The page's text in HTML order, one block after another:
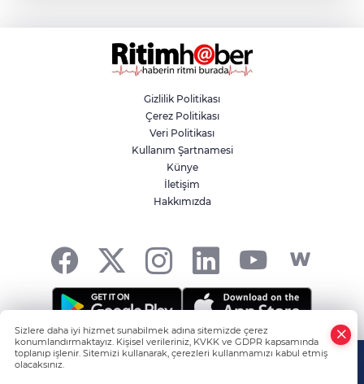
Aslı Hünel’den Bursa Festivali’nde
unutulmaz gece
Osmangazi Belediyesi istihdama köprü
olmayı sürdürüyor
Yıldırım’da çocuklar yazı bilim ve sanatla
değerlendiriyor
Gizlilik Politikası
Çerez Politikası
Veri Politikası
Kullanım Şartnamesi
Künye
İletişim
Hakkımızda
HABER YAZILIMIve TURKTICARET.NET projesidir Copyright© 2006-
Sizlere daha iyi hizmet sunabilmek adına sitemizde çerez
konumlandırmaktayız. Kişisel verileriniz, KVKK ve GDPR kapsamında
toplanıp işlenir. Sitemizi kullanarak, çerezleri kullanmamızı kabul etmiş
olacaksınız.